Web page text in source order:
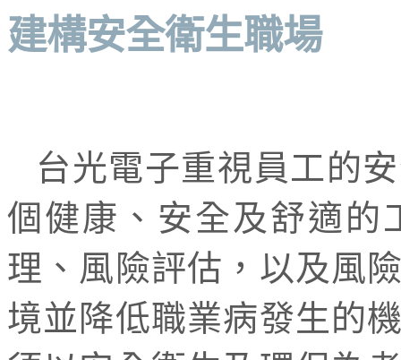
建構安全衛生職場
台光電子重視員工的
個健康、安全及舒適的
理、風險評估，以及風
境並降低職業病發生的